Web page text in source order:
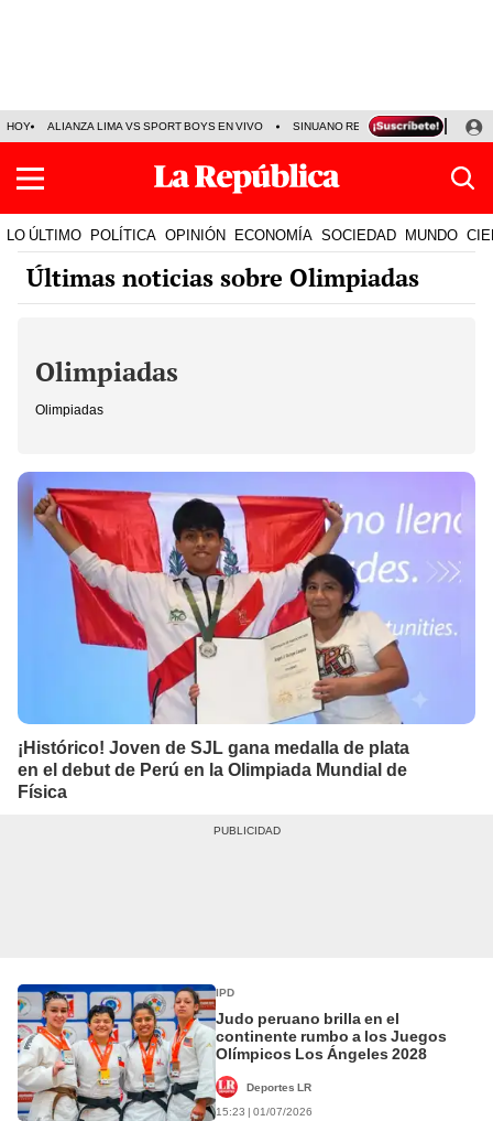
HOY ALIANZA LIMA VS SPORT BOYS EN VIVO SINUANO RESULTADOS HOY
LO ÚLTIMO POLÍTICA OPINIÓN ECONOMÍA SOCIEDAD MUNDO
Últimas noticias sobre Olimpiadas
Olimpiadas
Olimpiadas
¡Histórico! Joven de SJL gana medalla de plata
en el debut de Perú en la Olimpiada Mundial de
Física
IPD
Judo peruano brilla en el
continente rumbo a los Juegos
Olímpicos Los Ángeles 2028
Deportes LR
15:23 | 01/07/2026